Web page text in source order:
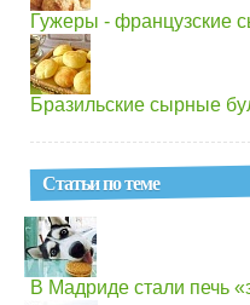
Гужеры - французские
Бразильские сырные
Статьи по теме
В Мадриде стали печь